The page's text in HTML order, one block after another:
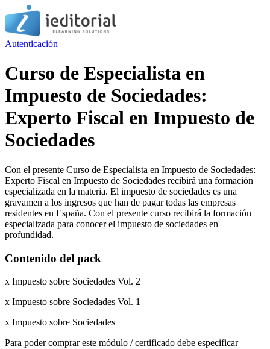
Autenticación
Curso de Especialista en
Impuesto de Sociedades:
Experto Fiscal en Impuesto de
Sociedades
Con el presente Curso de Especialista en Impuesto de Sociedades:
Experto Fiscal en Impuesto de Sociedades recibirá una formación
especializada en la materia. El impuesto de sociedades es una
gravamen a los ingresos que han de pagar todas las empresas
residentes en España. Con el presente curso recibirá la formación
especializada para conocer el impuesto de sociedades en
profundidad.
Contenido del pack
x Impuesto sobre Sociedades Vol. 2
x Impuesto sobre Sociedades Vol. 1
x Impuesto sobre Sociedades
Para poder comprar este módulo / certificado debe especificar